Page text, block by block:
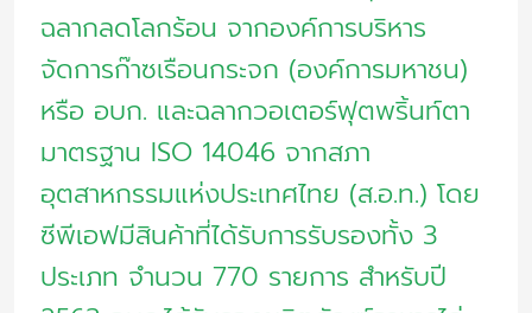
ฉลากลดโลกร้อน จากองค์การบริหาร
จัดการก๊าซเรือนกระจก (องค์การมหาชน)
หรือ อบก. และฉลากวอเตอร์ฟุตพริ้นท์ตา
มาตรฐาน ISO 14046 จากสภา
อุตสาหกรรมแห่งประเทศไทย (ส.อ.ท.) โดย
ซีพีเอฟมีสินค้าที่ได้รับการรับรองทั้ง 3
ประเภท จำนวน 770 รายการ สำหรับปี